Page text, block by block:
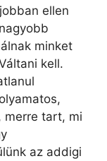
ellen
minket
kell.
merre tart, mi
az addigi